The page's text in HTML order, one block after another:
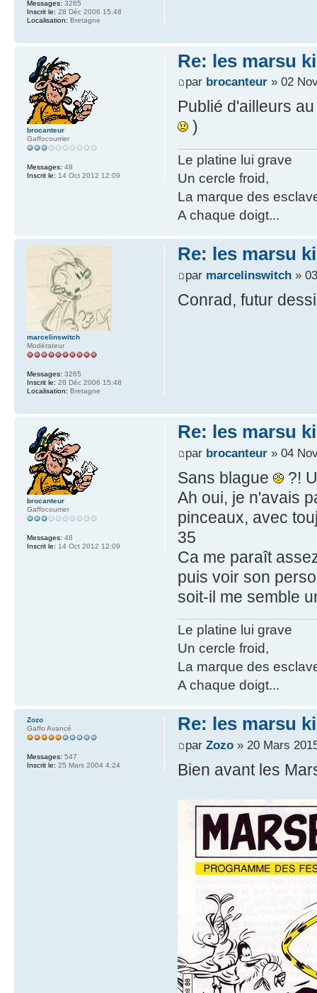
Messages: 3265
Inscrit le: 28 Déc 2006 15:48
Localisation: Bretagne
Re: les marsu
par brocanteur» 02
Publié d'ailleurs
)
Le platine lui grave
Un cercle froid,
La marque des
A chaque doigt...
brocanteur
Gaffocourrier
Messages: 48
Inscrit le: 14 Oct 2012 12:09
Re: les marsu
par marcelinswitch»
Conrad, futur
marcelinswitch
Modérateur
Messages: 3265
Inscrit le: 28 Déc 2006 15:48
Localisation: Bretagne
Re: les marsu
par brocanteur» 04
Sans blague
?!
Ah oui, je n'avais
pinceaux, avec
35
Ca me paraît
puis voir son
soit-il me semble
Le platine lui grave
Un cercle froid,
La marque des
A chaque doigt...
brocanteur
Gaffocourrier
Messages: 48
Inscrit le: 14 Oct 2012 12:09
Re: les marsu
par Zozo» 20 Mars
Bien avant les
Zozo
Gaffo Avancé
Messages: 547
Inscrit le: 25 Mars 2004 4:24